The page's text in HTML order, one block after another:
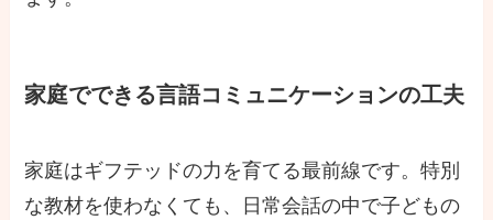
家庭でできる言語コミュニケーションの工夫
家庭はギフテッドの力を育てる最前線です。特別
な教材を使わなくても、日常会話の中で子どもの